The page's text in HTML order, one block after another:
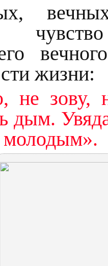
жизни:
не зову,
дым.
молодым».